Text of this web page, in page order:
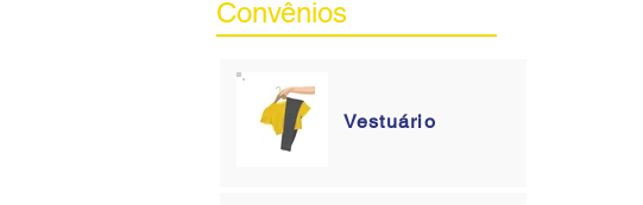
Convênios
Vestuário